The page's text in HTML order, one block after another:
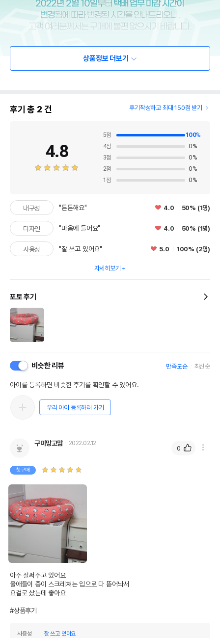
상품정보 더보기
후기 총 2 건 후기작성하고 최대 150점 받기
4.8
5점 100%
4점 0%
3점 0%
2점 0%
1 점 0%
내구성 "튼튼해요" 4.0 50% (1명)
디자인 "마음에 들어요" 4.0 50% (1명)
사용성 "잘 쓰고 있어요" 5.0 100% (2명)
자세히보기
포토 후기
비슷한 리뷰 만족도순 최신순
아이를 등록하면 비슷한 후기를 확인할 수 있어요.
우리 아이 등록하러 가기
구미망고맘 2022.02.12
첫구매
아주 잘써주고 있어요
울애들이 종이 스크레쳐는 입으로 다 뜯어놔서
요걸로 샀는데 좋아요
#상품후기
사용성
잘 쓰고 있어요
0